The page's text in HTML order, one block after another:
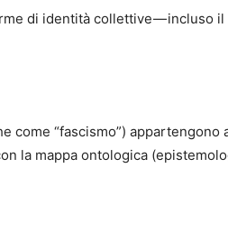
di identità collettive — incluso
“fascismo”) appartengono
la mappa ontologica